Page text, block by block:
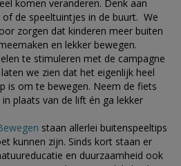
komen veranderen. Denk aan
de speeltuintjes in de buurt. We
zorgen dat kinderen meer buiten
en lekker bewegen.
te stimuleren met de campagne
laten we zien dat het eigenlijk heel
is om te bewegen. Neem de fiets
plaats van de lift én ga lekker
staan allerlei buitenspeeltips
kunnen zijn. Sinds kort staan er
en duurzaamheid ook